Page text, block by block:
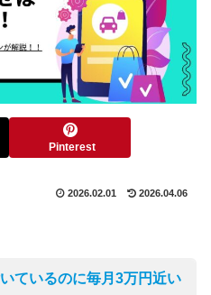
Pinterest
2026.02.01 2026.04.06
ているのに毎月3万円近い